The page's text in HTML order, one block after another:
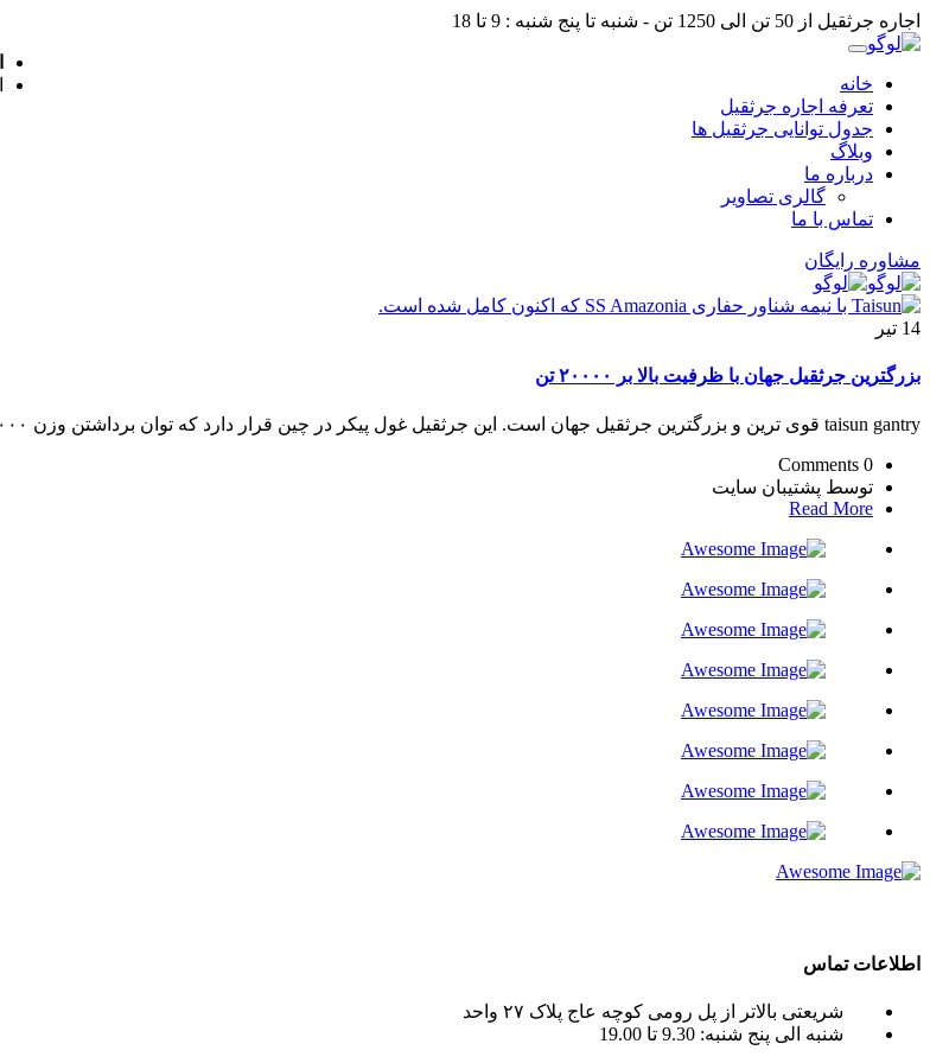
اجاره جرثقیل از 50 تن الی 1250 تن - شنبه تا پنج شنبه : 9 تا 18
خانه
تعرفه اجاره جرثقیل
جدول توانایی جرثقیل ها
وبلاگ
درباره ما
گالری تصاویر
تماس با ما
مشاوره رایگان
14 تیر
بزرگترین جرثقیل جهان با ظرفیت بالا بر ۲۰۰۰۰ تن
taisun gantry قوی ترین و بزرگترین جرثقیل جهان است. این جرثقیل غول پیکر در چین قرار دارد که توان برداشتن وزن ۲۰۰۰۰ تن ...
0 Comments
توسط پشتیبان سایت
Read More
اطلاعات تماس
شریعتی بالاتر از پل رومی کوچه عاج پلاک ۲۷ واحد
شنبه الی پنج شنبه: 9.30 تا 19.00